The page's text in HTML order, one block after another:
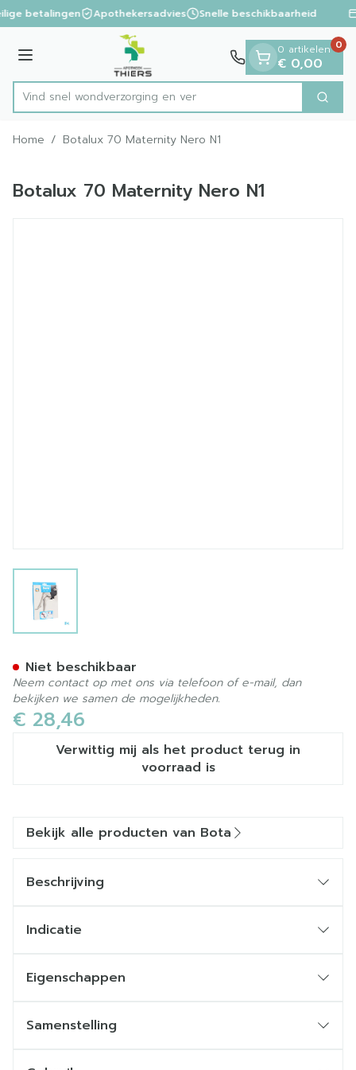
Ga naar de inhoud
1 van 1
betalingen Apothekersadvies Snelle beschikbaarheid
Menu
Product, merk, categorie...
Vind snel wondverzorging Zoek
0 artikelen
€ 0,00
0
Home / Botalux 70 Maternity Nero N1
Botalux 70 Maternity Nero N1
View larger image
€ 28,46
Verwittig mij als het product terug in
voorraad is
Niet beschikbaar
Neem contact op met ons via telefoon of e-mail, dan
bekijken we samen de mogelijkheden.
Bekijk alle producten van Bota
Beschrijving
Indicatie
Eigenschappen
Ze benaderen sterk een FIJNE STADSKOUS.
steun.
Samenstelling